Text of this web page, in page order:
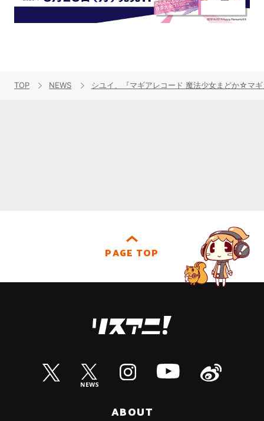
TOP NEWS シユイ、『マギアレコード 魔法少女まどか☆マ
PAGE TOP
ABOUT